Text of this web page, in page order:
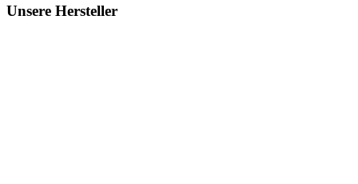
Unsere Hersteller